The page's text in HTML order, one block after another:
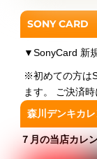
SONY CARD
▼SonyCard 新
※初めての方は
ます。 ご決済
森川デンキカ
７月の当店カレ